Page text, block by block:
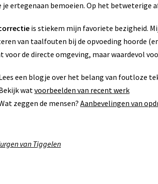
je ertegenaan bemoeien. Op het betweterige
is stiekem mijn favoriete bezigheid.
van taalfouten bij de opvoeding hoorde
voor de directe omgeving, maar waardevol
een blogje over het belang van foutloze
watvoorbeelden van recent werk
zeggen de mensen? Aanbevelingen van
van Tiggelen